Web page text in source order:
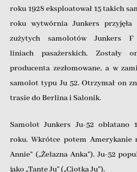
roku 1928 eksploatował 15 takich
roku wytwórnia Junkers
zużytych samolotów Junkers
liniach pasażerskich. Zostały
producenta zezłomowane, a w
samolot typu Ju 52. Otrzymał on
trasie do Berlina i Salonik.
Samolot Junkers Ju-52 oblatano
roku. Wkrótce potem
Annie” („Żelazna Anka”). Ju-52
jako „Tante Ju” („Ciotka Ju”).